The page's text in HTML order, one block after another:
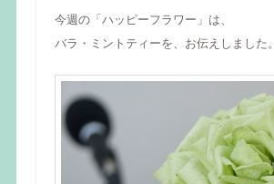
今週の「ハッピーフラワー」は、
バラ・ミントティーを、お伝えしました。